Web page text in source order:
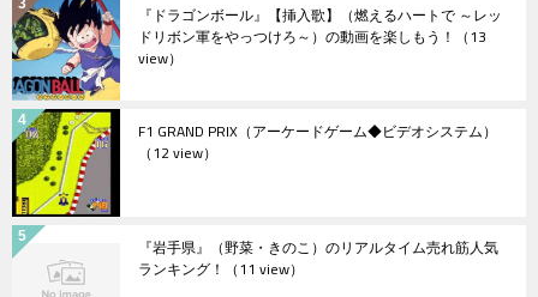
『ドラゴンボール』【挿入歌】（燃えるハートで ～レッ
ドリボン軍をやっつけろ～）の動画を楽しもう！ （13
view）
F1 GRAND PRIX（アーケードゲーム◆ビデオシステム）
（12 view）
『岩手県』（野菜・きのこ）のリアルタイム売れ筋人気
ランキング！ （11 view）